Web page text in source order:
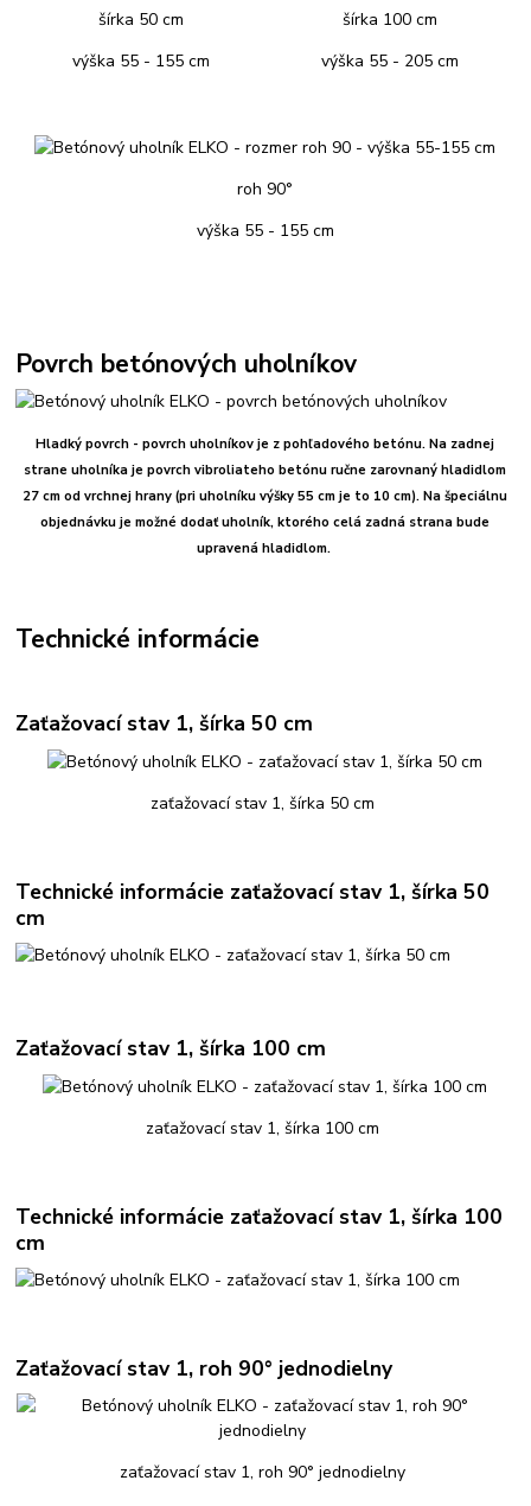
šírka 50 cm
výška 55 - 155 cm
šírka 100 cm
výška 55 - 205 cm
roh 90°
výška 55 - 155 cm
Povrch betónových uholníkov
Hladký povrch - povrch uholníkov je z pohľadového betónu. Na zadnej
strane uholníka je povrch vibroliateho betónu ručne zarovnaný hladidlom
27 cm od vrchnej hrany (pri uholníku výšky 55 cm je to 10 cm). Na špeciálnu
objednávku je možné dodať uholník, ktorého celá zadná strana bude
upravená hladidlom.
Technické informácie
Zaťažovací stav 1, šírka 50 cm
zaťažovací stav 1, šírka 50 cm
Technické informácie zaťažovací stav 1, šírka 50
cm
Zaťažovací stav 1, šírka 100 cm
zaťažovací stav 1, šírka 100 cm
Technické informácie zaťažovací stav 1, šírka 100
cm
Zaťažovací stav 1, roh 90° jednodielny
zaťažovací stav 1, roh 90° jednodielny